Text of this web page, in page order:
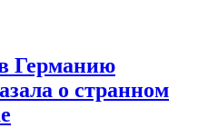
Германию
о странном